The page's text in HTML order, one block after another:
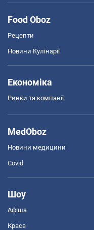
Food Oboz
Рецепти
Новини Кулінарії
Економіка
Ринки та компанії
MedOboz
Новини медицини
Covid
Шоу
Афіша
Краса